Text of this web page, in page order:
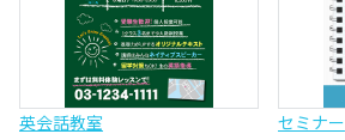
英会話教室 セミナー